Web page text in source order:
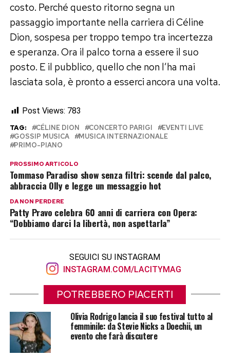
costo. Perché questo ritorno segna un
passaggio importante nella carriera di Céline
Dion, sospesa per troppo tempo tra incertezza
e speranza. Ora il palco torna a essere il suo
posto. E il pubblico, quello che non l’ha mai
lasciata sola, è pronto a esserci ancora una volta.
Post Views: 783
TAG: CÉLINE DION CONCERTO PARIGI
EVENTI LIVE
GOSSIP MUSICA
MUSICA INTERNAZIONALE
PRIMO-PIANO
PROSSIMO ARTICOLO
Tommaso Paradiso show senza filtri: scende dal palco,
abbraccia Olly e legge un messaggio hot
DA NON PERDERE
Patty Pravo celebra 60 anni di carriera con Opera:
“Dobbiamo darci la libertà, non aspettarla”
SEGUICI SU INSTAGRAM
INSTAGRAM.COM/LACITYMAG
POTREBBERO PIACERTI
Olivia Rodrigo lancia il suo festival tutto al
femminile: da Stevie Nicks a Doechii, un
evento che farà discutere